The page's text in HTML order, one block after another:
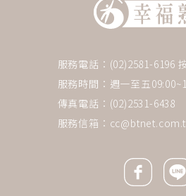
服務電話：(02)2581-6196
服務時間：週一至五
傳真電話：(02)2531-6438
服務信箱：
Facebook